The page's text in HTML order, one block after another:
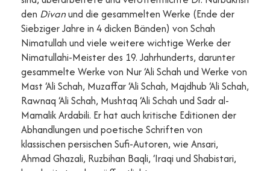
den Divanund die gesammelten Werke (Ende der
Siebziger Jahre in 4 dicken Bänden) von Schah
Nimatullah und viele weitere wichtige Werke der
Nimatullahi-Meister des 19. Jahrhunderts, darunter
gesammelte Werke von Nur ‘Ali Schah und Werke von
Mast ‘Ali Schah, Muzaffar ‘Ali Schah, Majdhub ‘Ali Schah,
Rawnaq ‘Ali Schah, Mushtaq ‘Ali Schah und Sadr al-
Mamalik Ardabili. Er hat auch kritische Editionen der
Abhandlungen und poetische Schriften von
klassischen persischen Sufi-Autoren, wie Ansari,
Ahmad Ghazali, Ruzbihan Baqli, ‘Iraqi und Shabistari,